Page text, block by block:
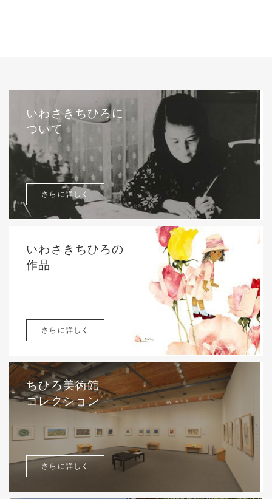
いわさきちひろに
ついて
さらに詳しく
いわさきちひろの
作品
さらに詳しく
ちひろ美術館
コレクション
さらに詳しく